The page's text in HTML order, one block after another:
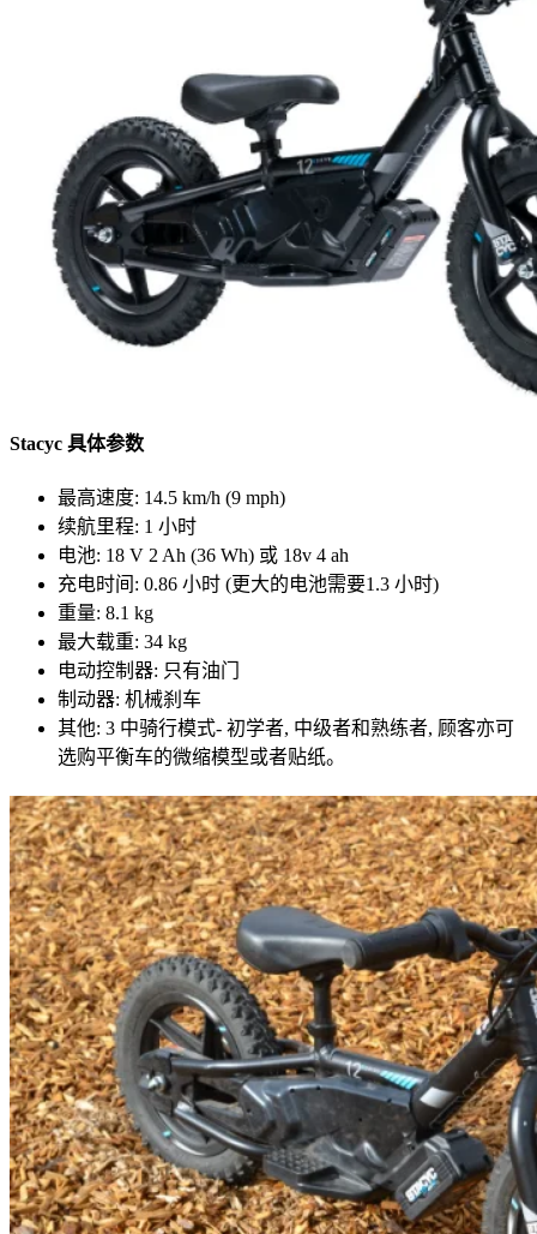
Stacyc 具体参数
最高速度: 14.5 km/h (9 mph)
续航里程: 1 小时
电池: 18 V 2 Ah (36 Wh) 或 18v 4 ah
充电时间: 0.86 小时 (更大的电池需要1.3 小时)
重量: 8.1 kg
最大载重: 34 kg
电动控制器: 只有油门
制动器: 机械刹车
其他: 3 中骑行模式- 初学者, 中级者和熟练者, 顾客亦可
选购平衡车的微缩模型或者贴纸。